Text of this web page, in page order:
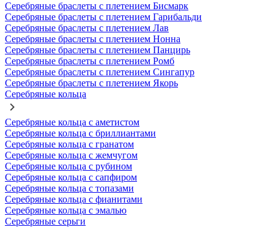
Серебряные браслеты с плетением Бисмарк
Серебряные браслеты с плетением Гарибальди
Серебряные браслеты с плетением Лав
Серебряные браслеты с плетением Нонна
Серебряные браслеты с плетением Панцирь
Серебряные браслеты с плетением Ромб
Серебряные браслеты с плетением Сингапур
Серебряные браслеты с плетением Якорь
Серебряные кольца
Серебряные кольца с аметистом
Серебряные кольца с бриллиантами
Серебряные кольца с гранатом
Серебряные кольца с жемчугом
Серебряные кольца с рубином
Серебряные кольца с сапфиром
Серебряные кольца с топазами
Серебряные кольца с фианитами
Серебряные кольца с эмалью
Серебряные серьги